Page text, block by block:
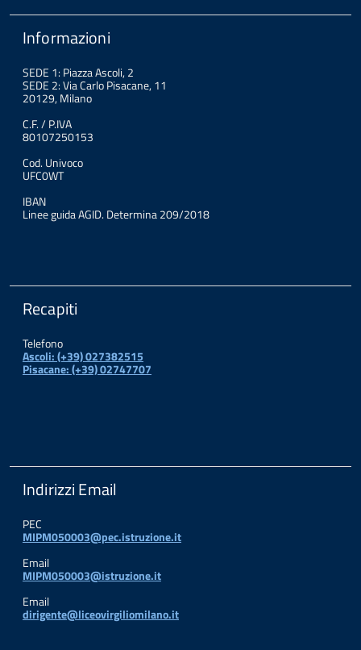
Informazioni
SEDE 1: Piazza Ascoli, 2
SEDE 2: Via Carlo Pisacane, 11
20129, Milano
C.F. / P.IVA
80107250153
Cod. Univoco
UFC0WT
IBAN
Linee guida AGID. Determina 209/2018
Recapiti
Telefono
Ascoli: (+39) 027382515
Pisacane: (+39) 02747707
Indirizzi Email
PEC
MIPM050003@pec.istruzione.it
Email
MIPM050003@istruzione.it
Email
dirigente@liceovirgiliomilano.it